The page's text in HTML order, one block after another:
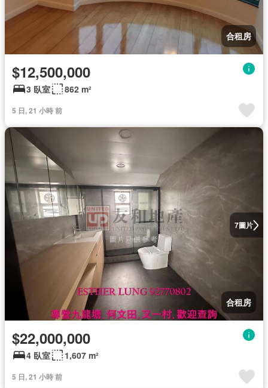
合租房
$12,500,000
3 臥室 862 m²
5 日, 21 小時 前
7圖片
合租房
$22,000,000
4 臥室 1,607 m²
5 日, 21 小時 前